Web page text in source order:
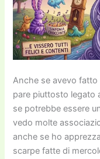
Anche se avevo
pare piuttosto legato
se potrebbe essere
vedo molte
anche se ho
scarpe fatte di